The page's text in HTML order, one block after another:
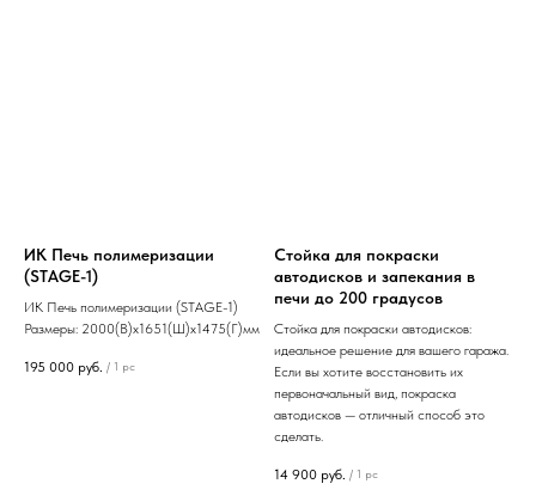
ИК Печь полимеризации
(STAGE-1)
ИК Печь полимеризации (STAGE-1)
Размеры: 2000(В)х1651(Ш)х1475(Г)мм
195 000 руб. / 1 pc
Стойка для покраски
автодисков и запекания в
печи до 200 градусов
Стойка для покраски автодисков:
идеальное решение для вашего гаража.
Если вы хотите восстановить их
первоначальный вид, покраска
автодисков — отличный способ это
сделать.
14 900 руб. / 1 pc